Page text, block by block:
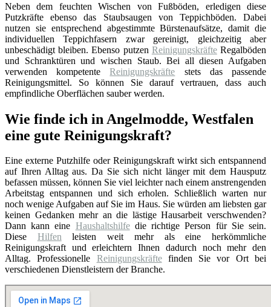
Neben dem feuchten Wischen von Fußböden, erledigen diese
Putzkräfte ebenso das Staubsaugen von Teppichböden. Dabei
nutzen sie entsprechend abgestimmte Bürstenaufsätze, damit die
individuellen Teppichfasern zwar gereinigt, gleichzeitig aber
unbeschädigt bleiben. Ebenso putzen ReinigungskräfteRegalböden
und Schranktüren und wischen Staub. Bei all diesen Aufgaben
verwenden kompetenteReinigungskräfte stets das passende
Reinigungsmittel. So können Sie darauf vertrauen, dass auch
empfindliche Oberflächen sauber werden.
Wie finde ich in Angelmodde, Westfalen
eine gute Reinigungskraft?
Eine externe Putzhilfe oder Reinigungskraft wirkt sich entspannend
auf Ihren Alltag aus. Da Sie sich nicht länger mit dem Hausputz
befassen müssen, können Sie viel leichter nach einem anstrengenden
Arbeitstag entspannen und sich erholen. Schließlich warten nur
noch wenige Aufgaben auf Sie im Haus. Sie würden am liebsten gar
keinen Gedanken mehr an die lästige Hausarbeit verschwenden?
Dann kann eine Haushaltshilfedie richtige Person für Sie sein.
Diese Hilfenleisten weit mehr als eine herkömmliche
Reinigungskraft und erleichtern Ihnen dadurch noch mehr den
Alltag. Professionelle Reinigungskräftefinden Sie vor Ort bei
verschiedenen Dienstleistern der Branche.